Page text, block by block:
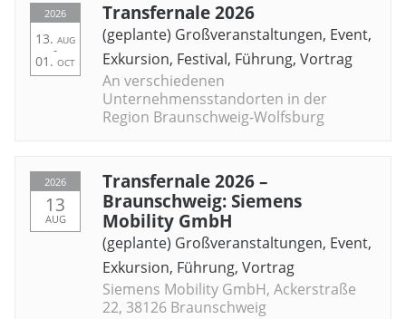
2026
13. AUG
-
01. OCT
Transfernale 2026
(geplante) Großveranstaltungen, Event,
Exkursion, Festival, Führung, Vortrag
An verschiedenen
Unternehmensstandorten in der
Region Braunschweig-Wolfsburg
2026
13
AUG
Transfernale 2026 –
Braunschweig: Siemens
Mobility GmbH
(geplante) Großveranstaltungen, Event,
Exkursion, Führung, Vortrag
Siemens Mobility GmbH, Ackerstraße
22, 38126 Braunschweig